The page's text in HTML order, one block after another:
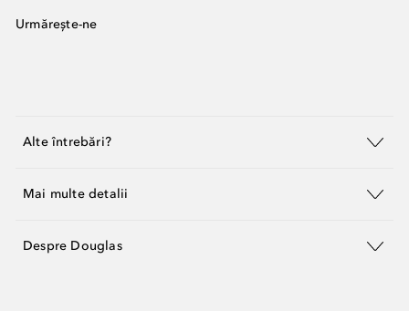
Urmărește-ne
Alte întrebări?
Mai multe detalii
Despre Douglas